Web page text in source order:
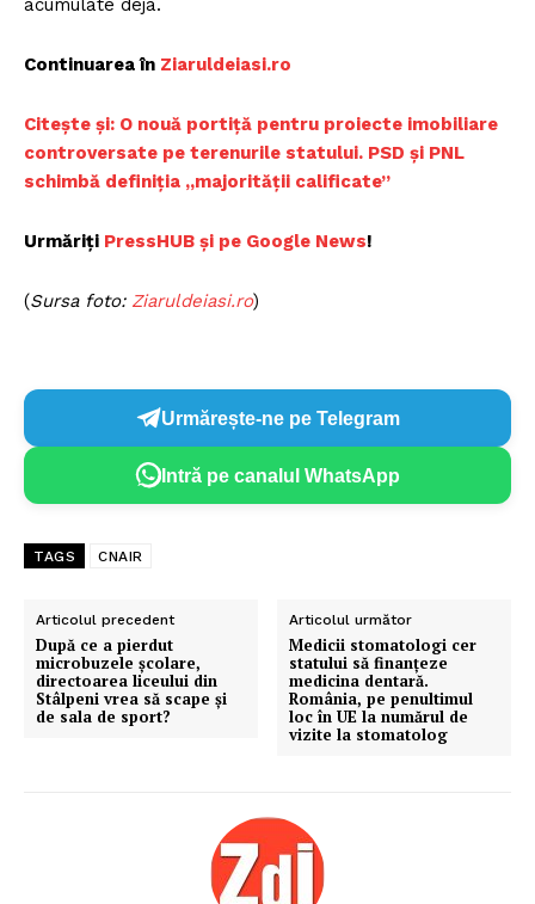
acumulate deja.
Continuarea în Ziaruldeiasi.ro
Citește și: O nouă portiță pentru proiecte imobiliare
controversate pe terenurile statului. PSD și PNL
schimbă definiția „majorității calificate”
Urmăriți PressHUB și pe Google News!
(Sursa foto: Ziaruldeiasi.ro)
Urmărește-ne pe Telegram
Intră pe canalul WhatsApp
TAGS CNAIR
Articolul precedent
După ce a pierdut
microbuzele școlare,
directoarea liceului din
Stâlpeni vrea să scape și
de sala de sport?
Articolul următor
Medicii stomatologi cer
statului să finanțeze
medicina dentară.
România, pe penultimul
loc în UE la numărul de
vizite la stomatolog